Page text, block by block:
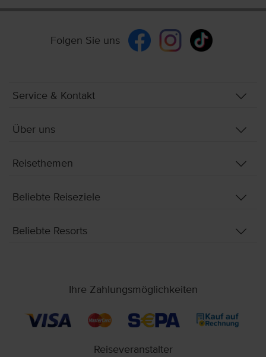
Folgen Sie uns
Service & Kontakt
Über uns
Reisethemen
Beliebte Reiseziele
Beliebte Resorts
Ihre Zahlungsmöglichkeiten
Reiseveranstalter